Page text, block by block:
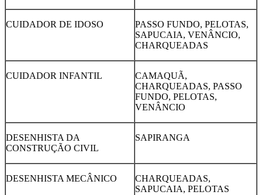
CUIDADOR DE IDOSO
PASSO FUNDO, PELOTAS,
SAPUCAIA, VENÂNCIO,
CHARQUEADAS
CUIDADOR INFANTIL
CAMAQUÃ,
CHARQUEADAS, PASSO
FUNDO, PELOTAS,
VENÂNCIO
DESENHISTA DA
CONSTRUÇÃO CIVIL
SAPIRANGA
DESENHISTA MECÂNICO
CHARQUEADAS,
SAPUCAIA, PELOTAS